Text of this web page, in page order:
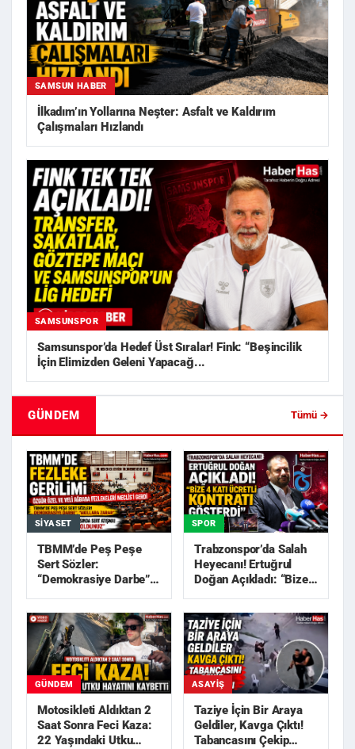
SAMSUN HABER
İlkadım’ın Yollarına Neşter: Asfalt ve Kaldırım
Çalışmaları Hızlandı
SAMSUNSPOR
Samsunspor’da Hedef Üst Sıralar! Fink: “Beşincilik
İçin Elimizden Geleni Yapacağ...
GÜNDEM Tümü →
SIYASET
TBMM’de Peş Peşe
Sert Sözler:
“Demokrasiye Darbe”,
SPOR
Trabzonspor’da Salah
Heyecanı! Ertuğrul
Doğan Açıkladı: “Bize
GÜNDEM
Motosikleti Aldıktan 2
Saat Sonra Feci Kaza:
22 Yaşındaki Utku
ASAYIŞ
Taziye İçin Bir Araya
Geldiler, Kavga Çıktı!
Tabancasını Çekip